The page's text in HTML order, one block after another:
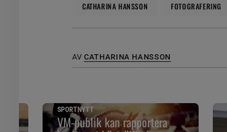
CATHARINA HANSSON FOTOGRAFERING
AV CATHARINA HANSSON
SPORTNYTT
VM-publik kan rapportera